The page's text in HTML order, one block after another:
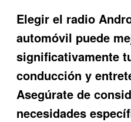
Elegir el radio
automóvil puede
significativamente
conducción y
Asegúrate de
necesidades